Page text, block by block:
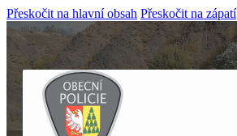
Přeskočit na hlavní obsah Přeskočit na zápatí